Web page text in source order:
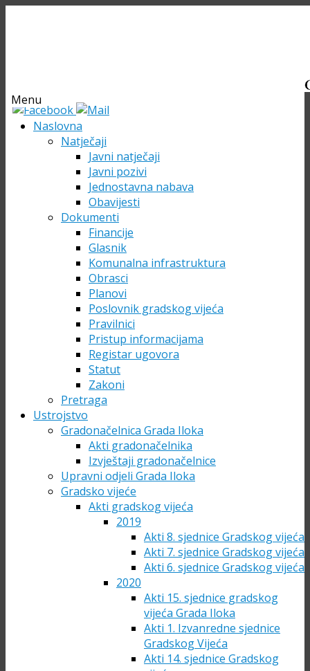
Menu
Skip Naslovna
Natječaji
Javni natječaji
Javni pozivi
Jednostavna nabava
Obavijesti
Dokumenti
Financije
Glasnik
Komunalna infrastruktura
Obrasci
Planovi
Poslovnik gradskog vijeća
Pravilnici
Pristup informacijama
Registar ugovora
Statut
Zakoni
Pretraga
Ustrojstvo
Gradonačelnica Grada Iloka
Akti gradonačelnika
Izvještaji gradonačelnice
Upravni odjeli Grada Iloka
Gradsko vijeće
Akti gradskog vijeća
2019
Akti 8. sjednice Gradskog vijeća
Akti 7. sjednice Gradskog vijeća
Akti 6. sjednice Gradskog vijeća
2020
Akti 15. sjednice gradskog
vijeća Grada Iloka
Akti 1. Izvanredne sjednice
Gradskog Vijeća
Akti 14. sjednice Gradskog